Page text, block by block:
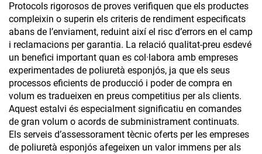
Protocols rigorosos de proves verifiquen que els productes
compleixin o superin els criteris de rendiment especificats
abans de l’enviament, reduint així el risc d’errors en el camp
i reclamacions per garantia. La relació qualitat-preu esdevé
un benefici important quan es col·labora amb empreses
experimentades de poliuretà esponjós, ja que els seus
processos eficients de producció i poder de compra en
volum es tradueixen en preus competitius per als clients.
Aquest estalvi és especialment significatiu en comandes
de gran volum o acords de subministrament continuats.
Els serveis d’assessorament tècnic oferts per les empreses
de poliuretà esponjós afegeixen un valor immens per als